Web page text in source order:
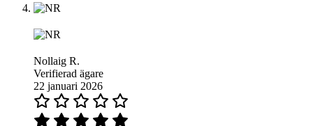
Nollaig R.
Verifierad ägare
22 januari 2026